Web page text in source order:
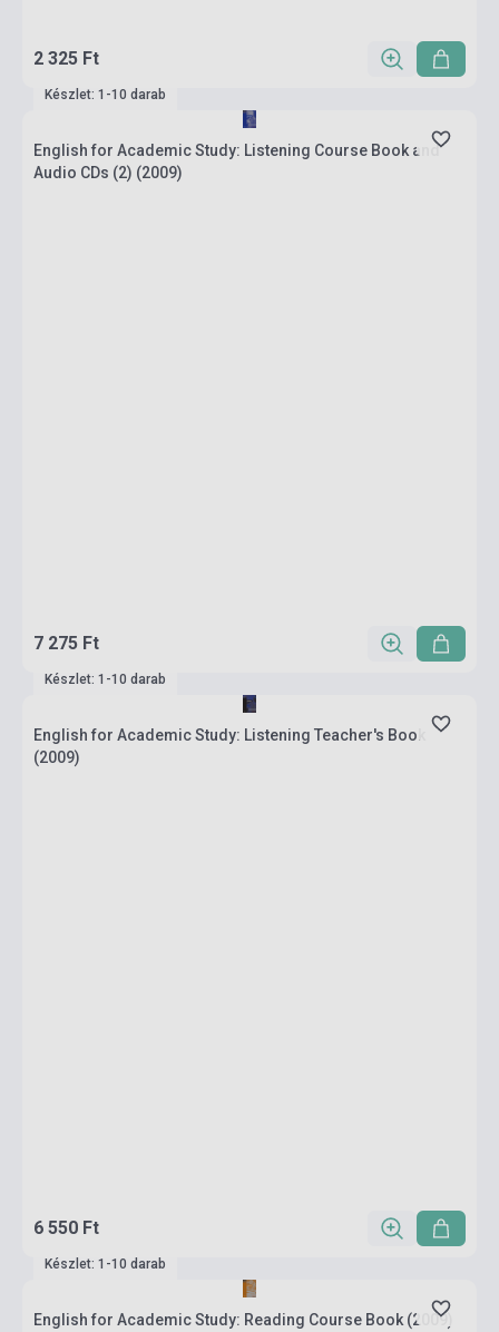
2 325 Ft
Készlet: 1-10 darab
English for Academic Study: Listening Course Book and
Audio CDs (2) (2009)
7 275 Ft
Készlet: 1-10 darab
English for Academic Study: Listening Teacher's Book
(2009)
6 550 Ft
Készlet: 1-10 darab
English for Academic Study: Reading Course Book (2009)